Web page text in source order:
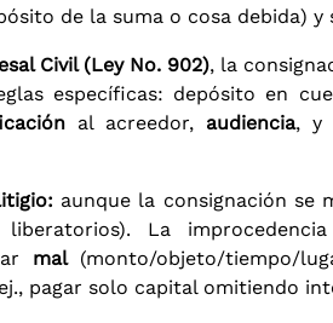
de la suma o cosa debida)
Civil (Ley No. 902), la
específicas: depósito en
al acreedor, audiencia, y
aunque la consignación se
liberatorios). La
mal(monto/objeto/tiempo/
pagar solo capital omitiendo